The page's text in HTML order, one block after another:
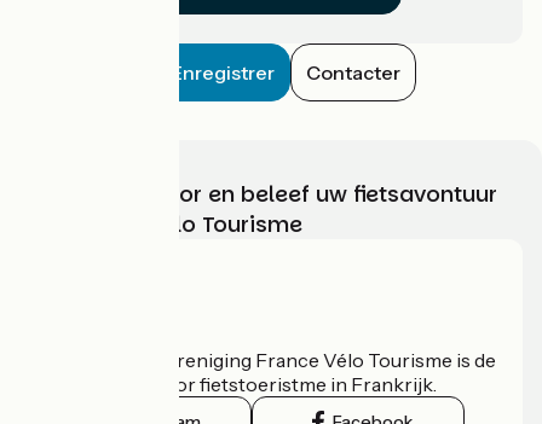
Enregistrer Contacter
Kies, bereid voor en beleef uw fietsavontuur
met France Vélo Tourisme
De nationale vereniging France Vélo Tourisme is de
officiële gids voor fietstoeristme in Frankrijk.